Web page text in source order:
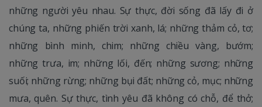
những người yêu nhau. Sự thực, đời sống đã lấy đi ở
chúng ta, những phiến trời xanh, lá; những thảm cỏ, tơ;
những bình minh, chim; những chiều vàng, bướm;
những trưa, im; những lối, đến; những sương; những
suối; những rừng; những bụi đất; những cỏ, mục; những
mưa, quên. Sự thực, tình yêu đã không có chỗ, để thở;